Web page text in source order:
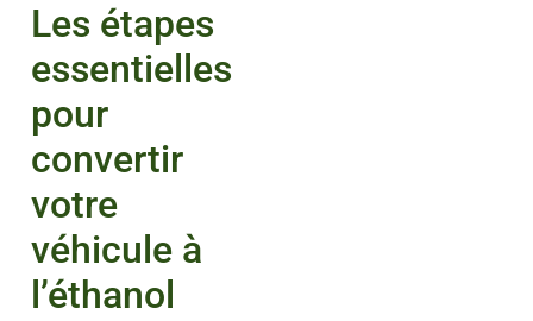
Les étapes
essentielles
pour
convertir
votre
véhicule à
l’éthanol